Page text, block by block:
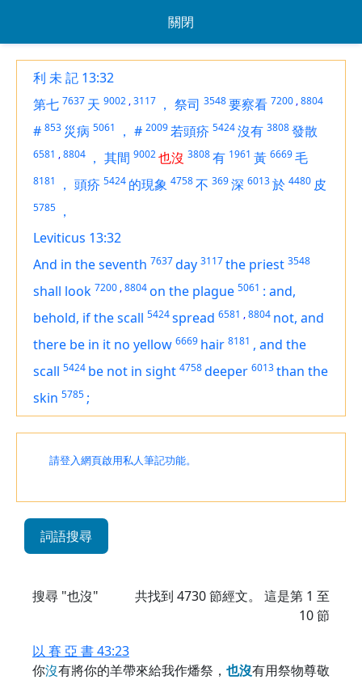
關閉
利 未 記 13:32
第七 7637 天 9002 ,3117 ， 祭司 3548要察看 7200 ,8804
# 853 災病 5061 ， # 2009若頭疥 5424沒有 3808發散
6581 ,8804 ， 其間 9002也沒 3808有 1961 黃 6669毛
8181 ， 頭疥 5424 的現象 4758不 369深 6013於 4480 皮
5785 ，
Leviticus 13:32
And in the seventh 7637day 3117the priest 3548
shall look 7200 ,8804on the plague 5061 : and,
behold, ifthe scall 5424spread 6581 ,8804 not, and
there be in it no yellow 6669 hair 8181 , and the
scall 5424 be not in sight 4758deeper 6013than the
skin 5785 ;
請登入網頁啟用私人筆記功能。
詞語搜尋
搜尋 "也沒" 共找到 4730節經文。 這是第 1 至
10 節
以 賽 亞 書 43:23
你沒有將你的羊帶來給我作燔祭， 也沒有用祭物尊敬